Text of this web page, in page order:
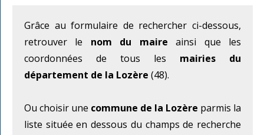
Grâce au formulaire de rechercher ci-dessous,
retrouver le nom du maire ainsi que les
coordonnées de tous les mairies du
département de la Lozère (48).
Ou choisir une commune de la Lozère parmis la
liste située en dessous du champs de recherche